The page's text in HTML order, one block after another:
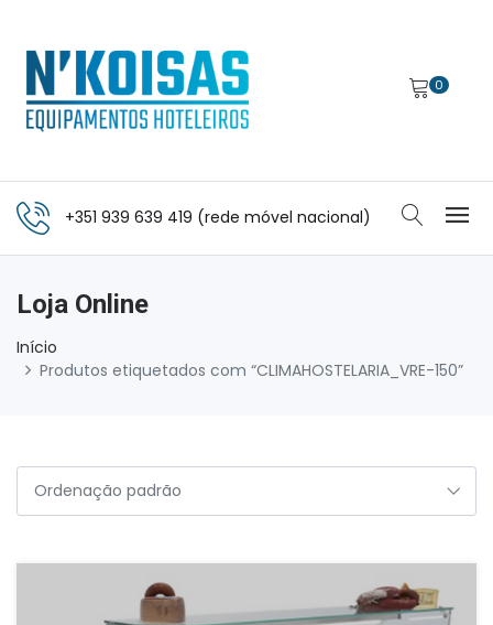
0
+351 939 639 419 (rede móvel nacional)
Loja Online
Início
Produtos etiquetados com “CLIMAHOSTELARIA_VRE-150”